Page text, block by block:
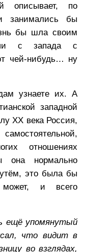
описывает, по
занимались бы
бы шла своим
с запада с
чей-нибудь… ну
узнаете их. А
западной
XX века Россия,
отношениях
нормально
это была бы
и всего
ещё упомянутый
что видит в
во взглядах,